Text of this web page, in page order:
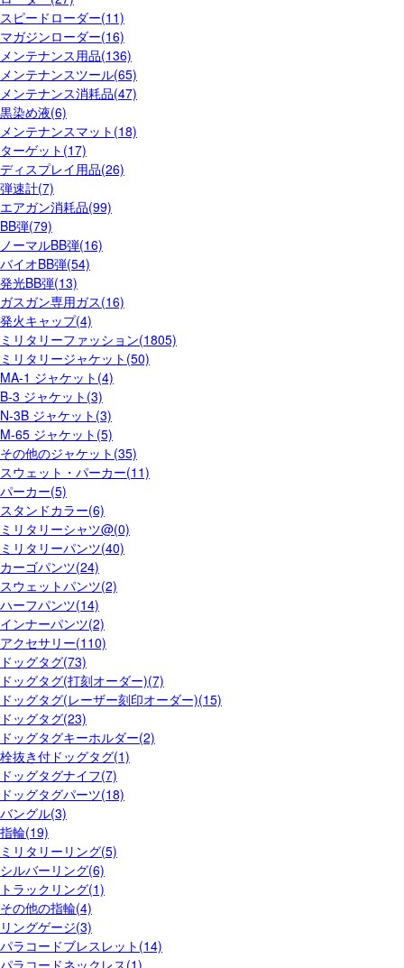
スピードローダー(11)
マガジンローダー(16)
メンテナンス用品(136)
メンテナンスツール(65)
メンテナンス消耗品(47)
黒染め液(6)
メンテナンスマット(18)
ターゲット(17)
ディスプレイ用品(26)
弾速計(7)
エアガン消耗品(99)
BB弾(79)
ノーマルBB弾(16)
バイオBB弾(54)
発光BB弾(13)
ガスガン専用ガス(16)
発火キャップ(4)
ミリタリーファッション(1805)
ミリタリージャケット(50)
MA-1 ジャケット(4)
B-3 ジャケット(3)
N-3B ジャケット(3)
M-65 ジャケット(5)
その他のジャケット(35)
スウェット・パーカー(11)
パーカー(5)
スタンドカラー(6)
ミリタリーシャツ@(0)
ミリタリーパンツ(40)
カーゴパンツ(24)
スウェットパンツ(2)
ハーフパンツ(14)
インナーパンツ(2)
アクセサリー(110)
ドッグタグ(73)
ドッグタグ(打刻オーダー)(7)
ドッグタグ(レーザー刻印オーダー)(15)
ドッグタグ(23)
ドッグタグキーホルダー(2)
栓抜き付ドッグタグ(1)
ドッグタグナイフ(7)
ドッグタグパーツ(18)
バングル(3)
指輪(19)
ミリタリーリング(5)
シルバーリング(6)
トラックリング(1)
その他の指輪(4)
リングゲージ(3)
パラコードブレスレット(14)
パラコードネックレス(1)